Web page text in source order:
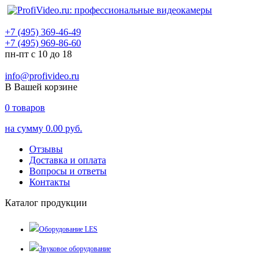
+7 (495) 369-46-49
+7 (495) 969-86-60
пн-пт с 10 до 18
info@profivideo.ru
В Вашей корзине
0 товаров
на сумму 0.00 руб.
Отзывы
Доставка и оплата
Вопросы и ответы
Контакты
Каталог продукции
Оборудование LES
Звуковое оборудование